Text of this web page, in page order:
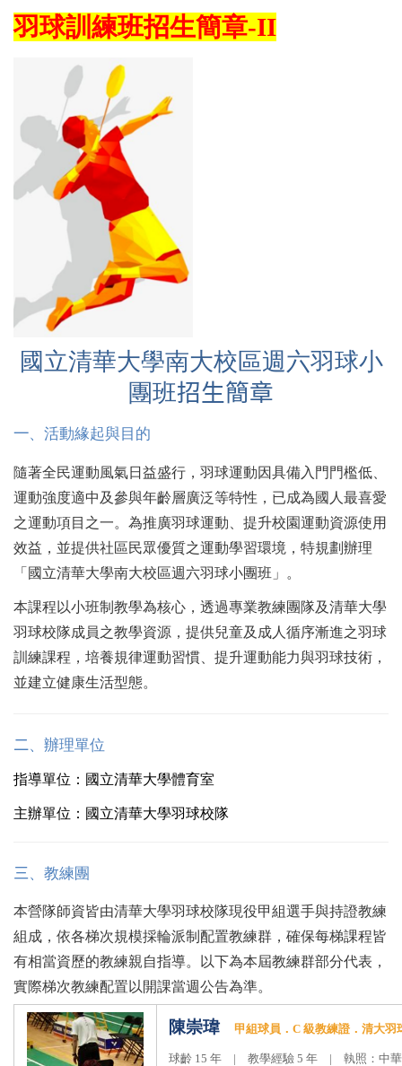
羽球訓練班招生簡章-II
國立清華大學南大校區週六羽球小
團班招生簡章
一、活動緣起與目的
隨著全民運動風氣日益盛行，羽球運動因具備入門門檻低、
運動強度適中及參與年齡層廣泛等特性，已成為國人最喜愛
之運動項目之一。為推廣羽球運動、提升校園運動資源使用
效益，並提供社區民眾優質之運動學習環境，特規劃辦理
「國立清華大學南大校區週六羽球小團班」。
本課程以小班制教學為核心，透過專業教練團隊及清華大學
羽球校隊成員之教學資源，提供兒童及成人循序漸進之羽球
訓練課程，培養規律運動習慣、提升運動能力與羽球技術，
並建立健康生活型態。
二、辦理單位
指導單位：國立清華大學體育室
主辦單位：國立清華大學羽球校隊
三、教練團
本營隊師資皆由清華大學羽球校隊現役甲組選手與持證教練
組成，依各梯次規模採輪派制配置教練群，確保每梯課程皆
有相當資歷的教練親自指導。以下為本屆教練群部分代表，
實際梯次教練配置以開課當週公告為準。
陳崇瑋 甲組球員． C 級教練證．清大羽
球齡 15 年 | 教學經驗 5 年 | 執照：中